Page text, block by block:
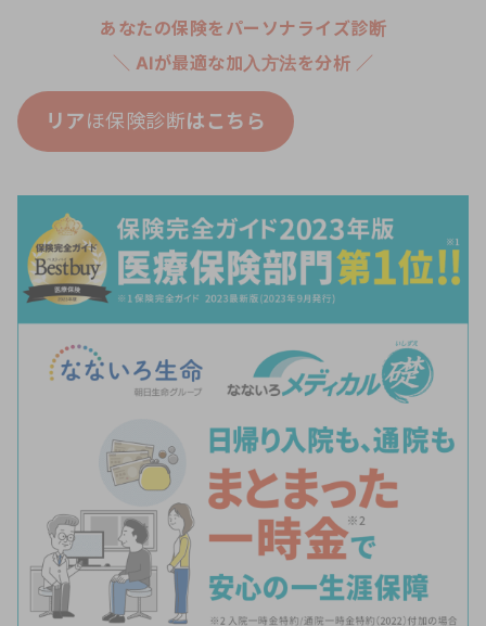
あなたの保険をパーソナライズ診断
＼ AIが最適な加入方法を分析 ／
リアほ保険診断はこちら